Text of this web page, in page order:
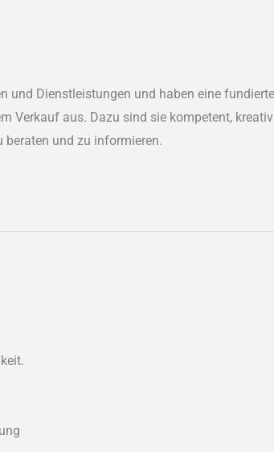
und Dienstleistungen und haben eine
Verkauf aus. Dazu sind sie kompetent,
und zu informieren.